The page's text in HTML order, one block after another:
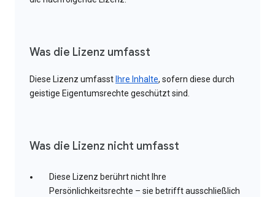
Was die Lizenz umfasst
Diese Lizenz umfasst Ihre Inhalte, sofern diese durch
geistige Eigentumsrechte geschützt sind.
Was die Lizenz nicht umfasst
Diese Lizenz berührt nicht Ihre
Persönlichkeitsrechte – sie betrifft ausschließlich